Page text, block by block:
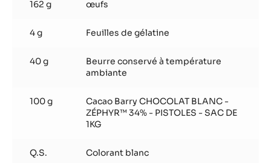
162 g œufs
4 g Feuilles de gélatine
40 g
Beurre conservé à température
ambiante
100 g
Cacao Barry CHOCOLAT BLANC -
ZÉPHYR™ 34% - PISTOLES - SAC DE
1KG
Q.S. Colorant blanc